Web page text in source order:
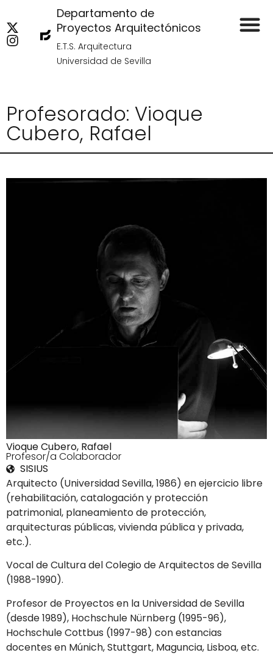
Departamento de
Proyectos Arquitectónicos
E.T.S. Arquitectura
Universidad de Sevilla
Profesorado: Vioque
Cubero, Rafael
Arquitecto (Universidad Sevilla, 1986) en ejercicio libre
(rehabilitación, catalogación y protección
patrimonial, planeamiento de protección,
arquitecturas públicas, vivienda pública y privada,
etc.).
Vocal de Cultura del Colegio de Arquitectos de Sevilla
(1988-1990).
Profesor de Proyectos en la Universidad de Sevilla
(desde 1989), Hochschule Nürnberg (1995-96),
Hochschule Cottbus (1997-98) con estancias
docentes en Múnich, Stuttgart, Maguncia, Lisboa, etc.
Vioque Cubero, Rafael
4Profesor/a Colaborador
SISIUS